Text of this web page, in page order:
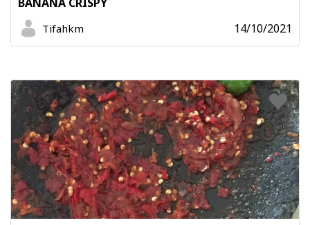
Tifahkm 14/10/2021